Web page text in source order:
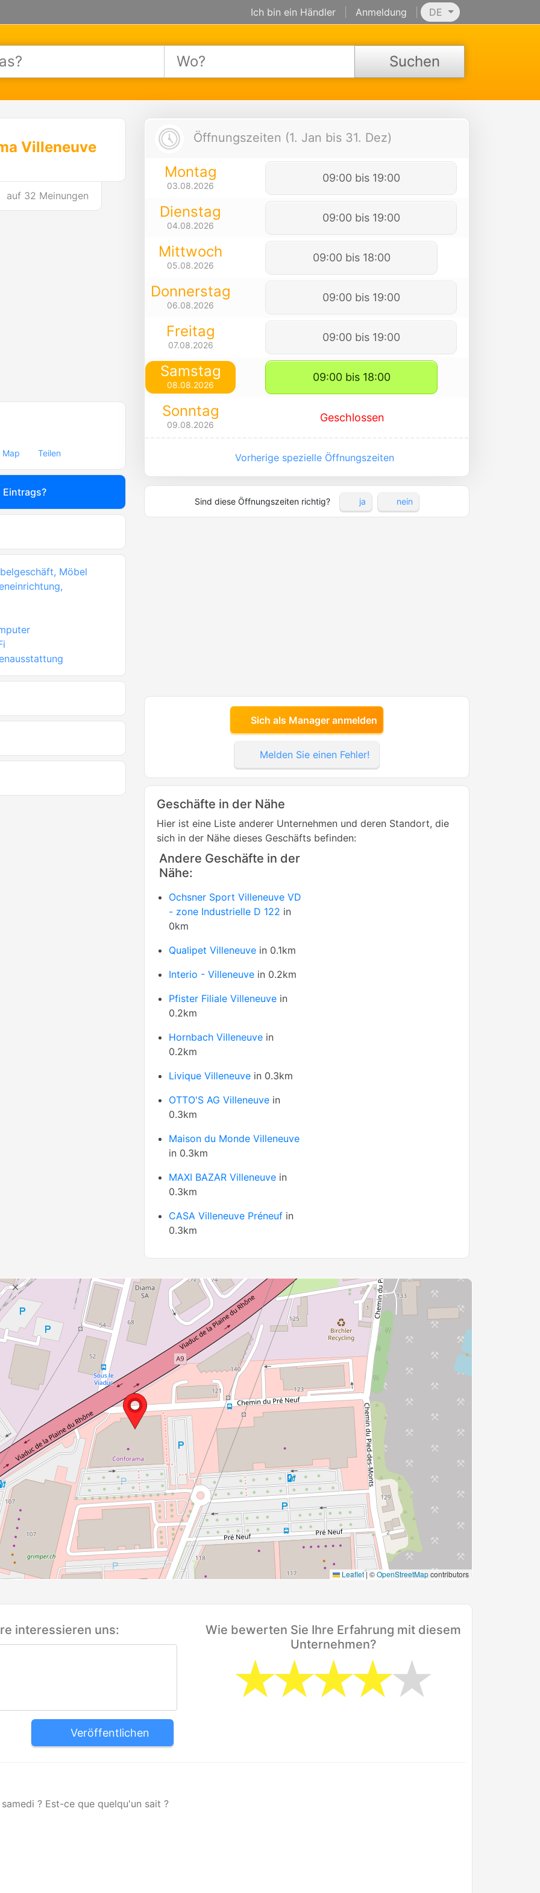
Ich bin ein Händler Anmeldung DE
Suchen
Villeneuve
auf 32 Meinungen
Map Teilen
Eintrags?
Möbel
Öffnungszeiten (1. Jan bis 31. Dez)
Montag
03.08.2026
09:00 bis 19:00
Dienstag
04.08.2026
09:00 bis 19:00
Mittwoch
05.08.2026
09:00 bis 18:00
Donnerstag
06.08.2026
09:00 bis 19:00
Freitag
07.08.2026
09:00 bis 19:00
Samstag
08.08.2026
09:00 bis 18:00
Sonntag
09.08.2026
Geschlossen
Vorherige spezielle Öffnungszeiten
Sind diese Öffnungszeiten richtig? ja nein
Sich als Manager anmelden
Melden Sie einen Fehler!
Geschäfte in der Nähe
Hier ist eine Liste anderer Unternehmen und deren Standort, die
sich in der Nähe dieses Geschäfts befinden:
Andere Geschäfte in der
Nähe:
Ochsner Sport Villeneuve VD
- zone Industrielle D 122 in
0km
Qualipet Villeneuve in 0.1km
Interio - Villeneuve in 0.2km
Pfister Filiale Villeneuve in
0.2km
Hornbach Villeneuve in
0.2km
Livique Villeneuve in 0.3km
OTTO'S AG Villeneuve in
0.3km
Maison du Monde Villeneuve
in 0.3km
MAXI BAZAR Villeneuve in
0.3km
CASA Villeneuve Préneuf in
0.3km
Leaflet|©OpenStreetMapcontributors
Wie bewerten Sie Ihre Erfahrung mit diesem
Unternehmen?
interessieren uns:
Veröffentlichen
? Est-ce que quelqu'un sait ?